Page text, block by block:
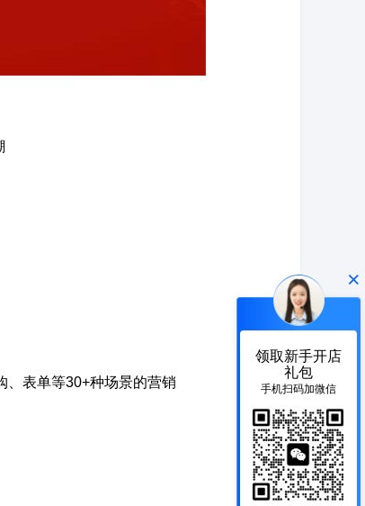
、表单等30+种场景的营销
×
领取新手开店
礼包
手机扫码加微信